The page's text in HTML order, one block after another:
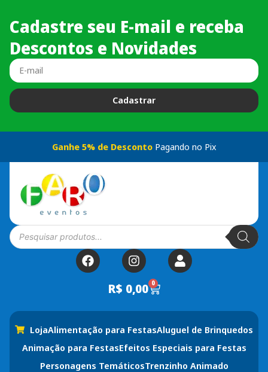
Cadastre seu E-mail e receba
Descontos e Novidades
Cadastrar
Ganhe 5% de DescontoPagando no Pix
R$ 0,00 0
LojaAlimentação para FestasAluguel de Brinquedos
Animação para FestasEfeitos Especiais para Festas
Personagens TemáticosTrenzinho Animado